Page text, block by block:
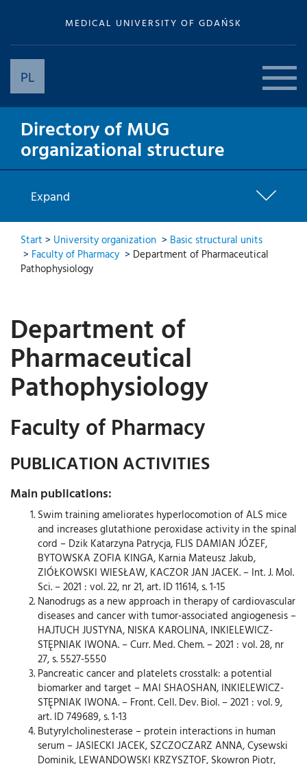
MEDICAL UNIVERSITY OF GDAŃSK
PL
Directory of MUG
organizational structure
Expand
Start > University organization > Basic structural units
> Faculty of Pharmacy > Department of Pharmaceutical
Pathophysiology
Department of
Pharmaceutical
Pathophysiology
Faculty of Pharmacy
PUBLICATION ACTIVITIES
Main publications:
Swim training ameliorates hyperlocomotion of ALS mice
and increases glutathione peroxidase activity in the spinal
cord – Dzik Katarzyna Patrycja, FLIS DAMIAN JÓZEF,
BYTOWSKA ZOFIA KINGA, Karnia Mateusz Jakub,
ZIÓŁKOWSKI WIESŁAW, KACZOR JAN JACEK. – Int. J. Mol.
Sci. – 2021 : vol. 22, nr 21, art. ID 11614, s. 1-15
Nanodrugs as a new approach in therapy of cardiovascular
diseases and cancer with tumor-associated angiogenesis –
HAJTUCH JUSTYNA, NISKA KAROLINA, INKIELEWICZ-
STĘPNIAK IWONA. – Curr. Med. Chem. – 2021 : vol. 28, nr
27, s. 5527-5550
Pancreatic cancer and platelets crosstalk: a potential
biomarker and target – MAI SHAOSHAN, INKIELEWICZ-
STĘPNIAK IWONA. – Front. Cell. Dev. Biol. – 2021 : vol. 9,
art. ID 749689, s. 1-13
Butyrylcholinesterase – protein interactions in human
serum – JASIECKI JACEK, SZCZOCZARZ ANNA, Cysewski
Dominik, LEWANDOWSKI KRZYSZTOF, Skowron Piotr,